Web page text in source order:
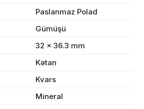
Paslanmaz Polad
Gümüşü
32 × 36.3 mm
Kətan
Kvars
Mineral
Sifarişi rəsmiləşdir
OK